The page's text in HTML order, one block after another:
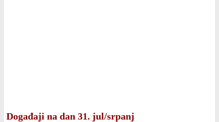
Događaji na dan 31. jul/srpanj